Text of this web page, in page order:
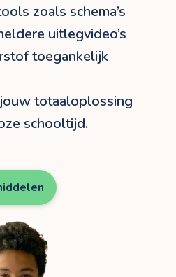
zoals schema’s
uitlegvideo’s
toegankelijk
totaaloplossing
schooltijd.